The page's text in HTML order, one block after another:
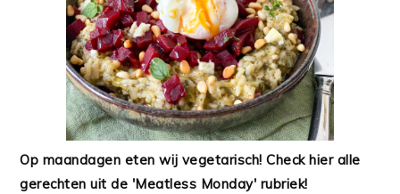
Op maandagen eten wij vegetarisch! Check hier alle
gerechten uit de 'Meatless Monday' rubriek!